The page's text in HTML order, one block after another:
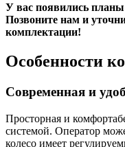
У вас появились
Позвоните нам и
комплектации!
Особенности
Современная и
Просторная и
системой. Оператор
колесо имеет